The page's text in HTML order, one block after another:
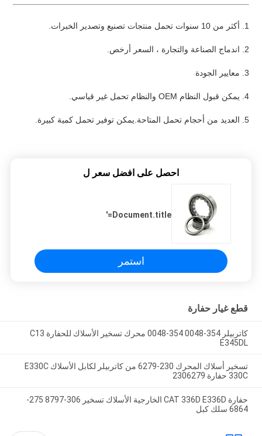
1. أكثر من 10 سنوات تحمل منتجات تصنيع وتصدير الخبرات.
2. اندماج الصناعة والتجارة ، السعر أرخص.
3. معايير الجودة
4. يمكن قبول النظام OEM والنظام تحمل غير قياسي.
5. العديد من أحجام تحمل المتاحة.يمكن توفير تحمل كمية كبيرة.
احصل على افضل سعر ل
Document.title='
استمر
قطع غيار حفارة
كاتربيلر 354-0048 354-0048 محرك تسخير الأسلاك للحفارة C13
E345DL
تسخير أسلاك المحرك 230-6279 من كاتربيلر لكابل الأسلاك E330C
330C حفارة 2306279
حفارة CAT 336D E336D الخارجية الأسلاك تسخير 306-8797 275-
6864 سلك كبل